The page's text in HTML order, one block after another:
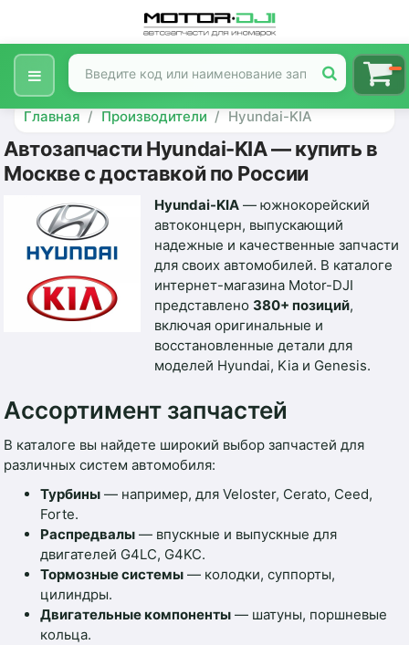
Главная Производители Hyundai-KIA
Автозапчасти Hyundai-KIA — купить в
Москве с доставкой по России
Hyundai-KIA — южнокорейский
автоконцерн, выпускающий
надежные и качественные запчасти
для своих автомобилей. В каталоге
интернет-магазина Motor-DJI
представлено 380+ позиций,
включая оригинальные и
восстановленные детали для
моделей Hyundai, Kia и Genesis.
Ассортимент запчастей
В каталоге вы найдете широкий выбор запчастей для
различных систем автомобиля:
Турбины — например, для Veloster, Cerato, Ceed,
Forte.
Распредвалы — впускные и выпускные для
двигателей G4LC, G4KC.
Тормозные системы — колодки, суппорты,
цилиндры.
Двигательные компоненты — шатуны, поршневые
кольца.